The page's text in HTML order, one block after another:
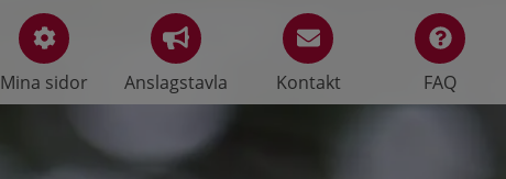
Mina sidor Anslagstavla Kontakt FAQ